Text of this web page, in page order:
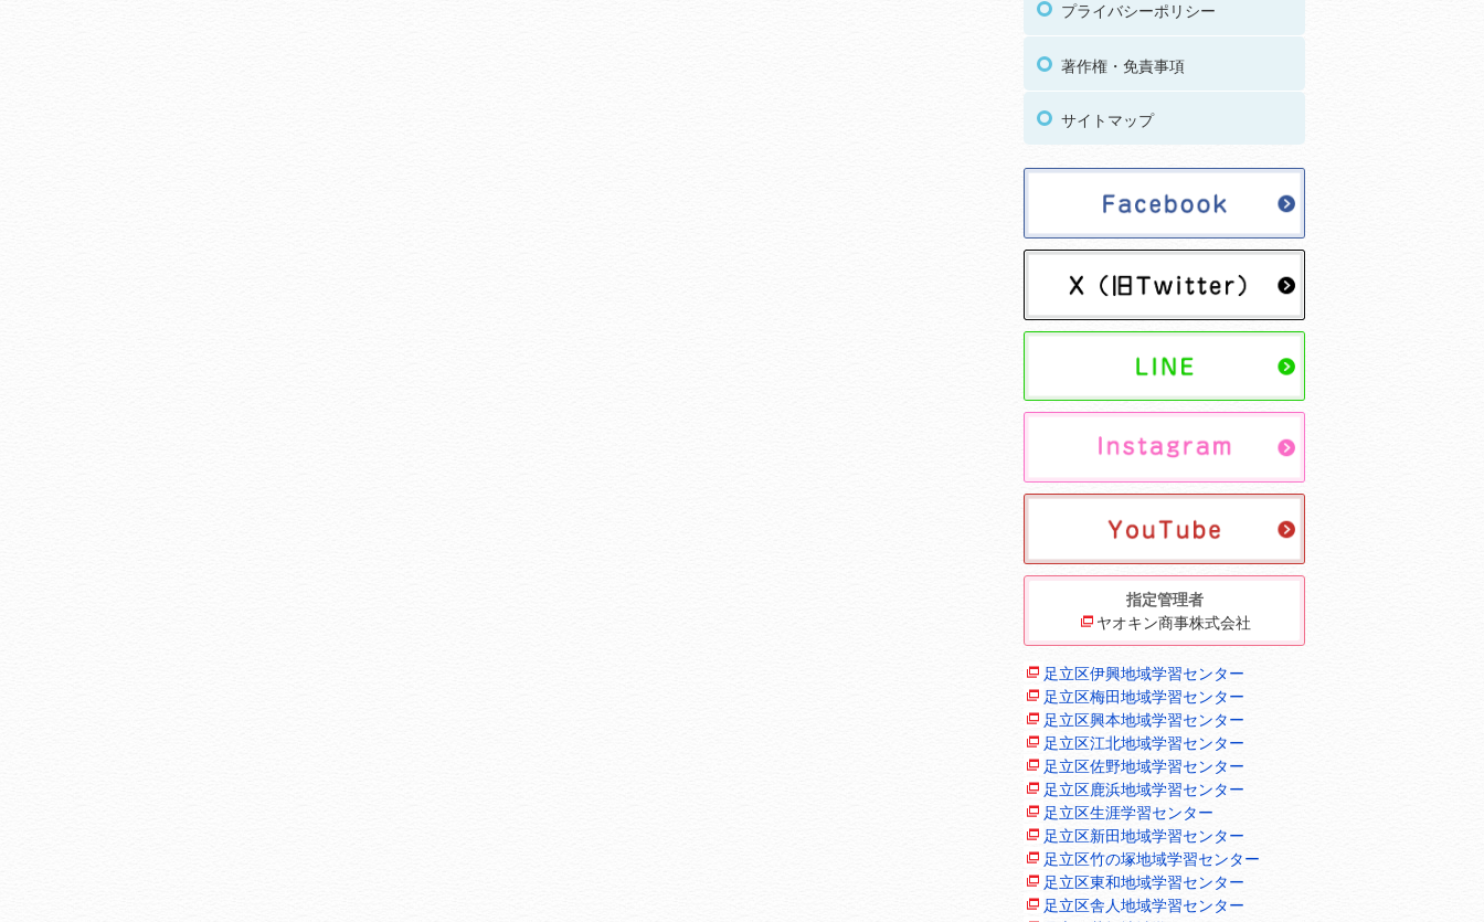
プライバシーポリシー
著作権・免責事項
サイトマップ
指定管理者
ヤオキン商事株式会社
足立区伊興地域学習センター
足立区梅田地域学習センター
足立区興本地域学習センター
足立区江北地域学習センター
足立区佐野地域学習センター
足立区鹿浜地域学習センター
足立区生涯学習センター
足立区新田地域学習センター
足立区竹の塚地域学習センター
足立区東和地域学習センター
足立区舎人地域学習センター